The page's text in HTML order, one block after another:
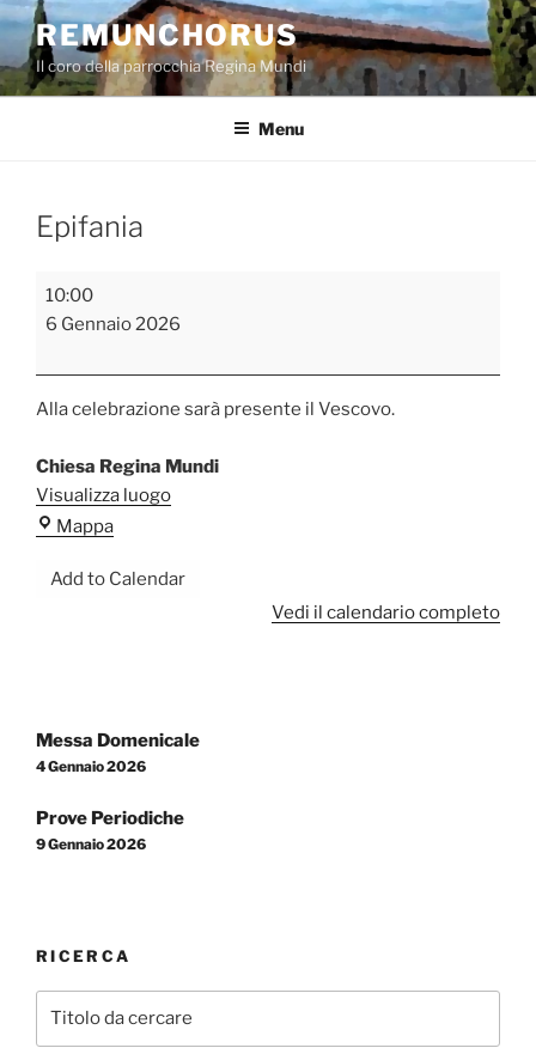
Salta
contenuto
REMUNCHORUS
Il coro della parrocchia Regina Mundi
Menu
Epifania
Epifania
10:00
6 Gennaio 2026
Alla celebrazione sarà presente il Vescovo.
Chiesa Regina Mundi
Visualizza luogo
MappaChiesa
Mundi
Add to Calendar
Vedi il calendario completo
articoli
Messa Domenicale
4 Gennaio 2026
Prove Periodiche
9 Gennaio 2026
RICERCA